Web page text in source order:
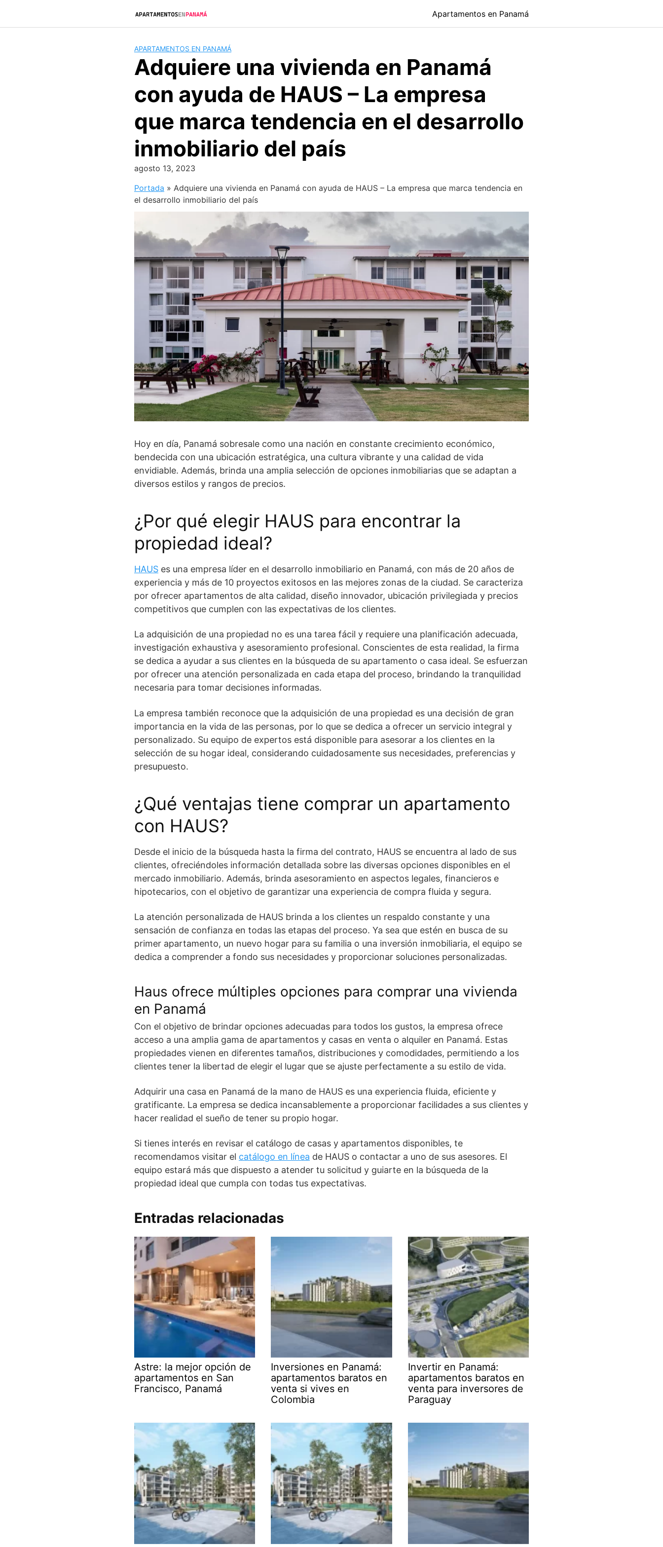
contenido
Apartamentos en Panamá
APARTAMENTOS EN PANAMÁ
Adquiere una vivienda en Panamá
con ayuda de HAUS – La empresa
que marca tendencia en el desarrollo
inmobiliario del país
agosto 13, 2023
Portada » Adquiere una vivienda en Panamá con ayuda de HAUS – La empresa que marca tendencia en
el desarrollo inmobiliario del país
Hoy en día, Panamá sobresale como una nación en constante crecimiento económico,
bendecida con una ubicación estratégica, una cultura vibrante y una calidad de vida
envidiable. Además, brinda una amplia selección de opciones inmobiliarias que se adaptan a
diversos estilos y rangos de precios.
¿Por qué elegir HAUS para encontrar la
propiedad ideal?
HAUS es una empresa líder en el desarrollo inmobiliario en Panamá, con más de 20 años de
experiencia y más de 10 proyectos exitosos en las mejores zonas de la ciudad. Se caracteriza
por ofrecer apartamentos de alta calidad, diseño innovador, ubicación privilegiada y precios
competitivos que cumplen con las expectativas de los clientes.
La adquisición de una propiedad no es una tarea fácil y requiere una planificación adecuada,
investigación exhaustiva y asesoramiento profesional. Conscientes de esta realidad, la firma
se dedica a ayudar a sus clientes en la búsqueda de su apartamento o casa ideal. Se esfuerzan
por ofrecer una atención personalizada en cada etapa del proceso, brindando la tranquilidad
necesaria para tomar decisiones informadas.
La empresa también reconoce que la adquisición de una propiedad es una decisión de gran
importancia en la vida de las personas, por lo que se dedica a ofrecer un servicio integral y
personalizado. Su equipo de expertos está disponible para asesorar a los clientes en la
selección de su hogar ideal, considerando cuidadosamente sus necesidades, preferencias y
presupuesto.
¿Qué ventajas tiene comprar un apartamento
con HAUS?
Desde el inicio de la búsqueda hasta la firma del contrato, HAUS se encuentra al lado de sus
clientes, ofreciéndoles información detallada sobre las diversas opciones disponibles en el
mercado inmobiliario. Además, brinda asesoramiento en aspectos legales, financieros e
hipotecarios, con el objetivo de garantizar una experiencia de compra fluida y segura.
La atención personalizada de HAUS brinda a los clientes un respaldo constante y una
sensación de confianza en todas las etapas del proceso. Ya sea que estén en busca de su
primer apartamento, un nuevo hogar para su familia o una inversión inmobiliaria, el equipo se
dedica a comprender a fondo sus necesidades y proporcionar soluciones personalizadas.
Haus ofrece múltiples opciones para comprar una vivienda
en Panamá
Con el objetivo de brindar opciones adecuadas para todos los gustos, la empresa ofrece
acceso a una amplia gama de apartamentos y casas en venta o alquiler en Panamá. Estas
propiedades vienen en diferentes tamaños, distribuciones y comodidades, permitiendo a los
clientes tener la libertad de elegir el lugar que se ajuste perfectamente a su estilo de vida.
Adquirir una casa en Panamá de la mano de HAUS es una experiencia fluida, eficiente y
gratificante. La empresa se dedica incansablemente a proporcionar facilidades a sus clientes y
hacer realidad el sueño de tener su propio hogar.
Si tienes interés en revisar el catálogo de casas y apartamentos disponibles, te
recomendamos visitar el catálogo en línea de HAUS o contactar a uno de sus asesores. El
equipo estará más que dispuesto a atender tu solicitud y guiarte en la búsqueda de la
propiedad ideal que cumpla con todas tus expectativas.
Entradas relacionadas
Astre: la mejor opción de
apartamentos en San
Francisco, Panamá
Inversiones en Panamá:
apartamentos baratos en
venta si vives en
Colombia
Invertir en Panamá:
apartamentos baratos en
venta para inversores de
Paraguay